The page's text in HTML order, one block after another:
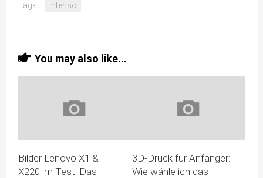
Tags: intenso
You may also like...
Bilder Lenovo X1 &
X220 im Test: Das
3D-Druck für Anfänger:
Wie wähle ich das